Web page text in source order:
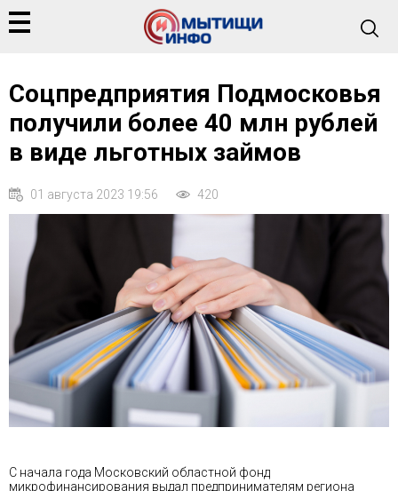
Соцпредприятия Подмосковья
получили более 40 млн рублей
в виде льготных займов
01 августа 2023 19:56 420
С начала года Московский областной фонд
микрофинансирования выдал предпринимателям региона